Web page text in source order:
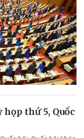
họp thứ 5, Quốc